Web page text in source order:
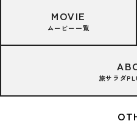
MOVIE
ムービー一覧
旅サラダ